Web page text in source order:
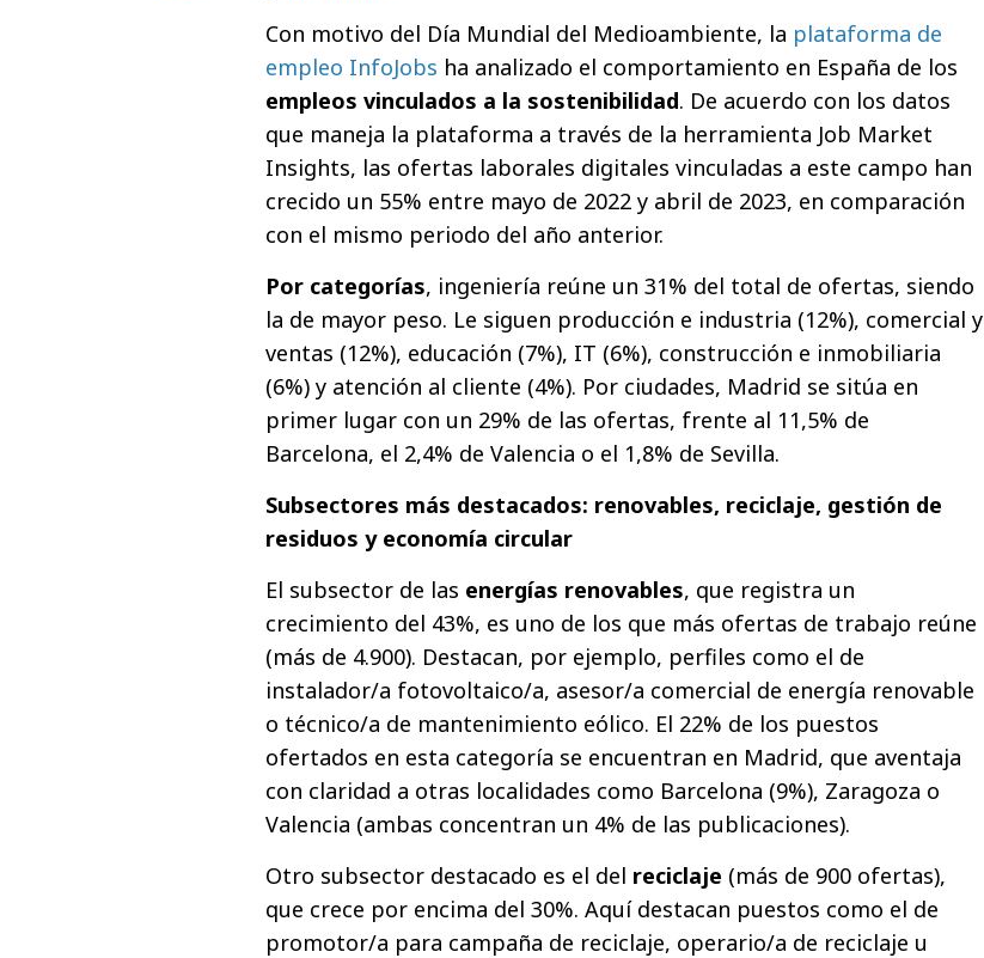
Con motivo del Día Mundial del Medioambiente, la plataforma de
empleo InfoJobs ha analizado el comportamiento en España de los
empleos vinculados a la sostenibilidad. De acuerdo con los datos
que maneja la plataforma a través de la herramienta Job Market
Insights, las ofertas laborales digitales vinculadas a este campo han
crecido un 55% entre mayo de 2022 y abril de 2023, en comparación
con el mismo periodo del año anterior.
Por categorías, ingeniería reúne un 31% del total de ofertas, siendo
la de mayor peso. Le siguen producción e industria (12%), comercial y
ventas (12%), educación (7%), IT (6%), construcción e inmobiliaria
(6%) y atención al cliente (4%). Por ciudades, Madrid se sitúa en
primer lugar con un 29% de las ofertas, frente al 11,5% de
Barcelona, el 2,4% de Valencia o el 1,8% de Sevilla.
Subsectores más destacados: renovables, reciclaje, gestión de
residuos y economía circular
El subsector de las energías renovables, que registra un
crecimiento del 43%, es uno de los que más ofertas de trabajo reúne
(más de 4.900). Destacan, por ejemplo, perfiles como el de
instalador/a fotovoltaico/a, asesor/a comercial de energía renovable
o técnico/a de mantenimiento eólico. El 22% de los puestos
ofertados en esta categoría se encuentran en Madrid, que aventaja
con claridad a otras localidades como Barcelona (9%), Zaragoza o
Valencia (ambas concentran un 4% de las publicaciones).
Otro subsector destacado es el del reciclaje (más de 900 ofertas),
que crece por encima del 30%. Aquí destacan puestos como el de
promotor/a para campaña de reciclaje, operario/a de reciclaje u